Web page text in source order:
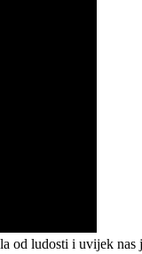
od ludosti i uvijek